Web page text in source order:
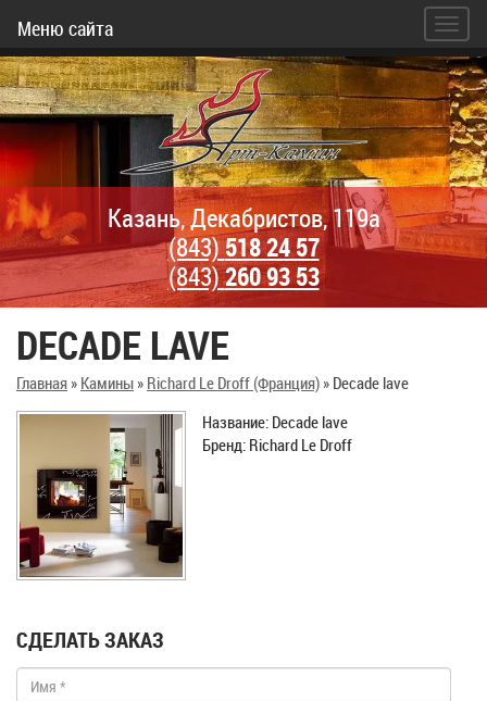
Меню сайта
Казань, Декабристов, 119а
(843)518 24 57
(843)260 93 53
DECADE LAVE
Главная» Камины» Richard Le Droff (Франция)» Decade lave
Название: Decade lave
Бренд: Richard Le Droff
СДЕЛАТЬ ЗАКАЗ